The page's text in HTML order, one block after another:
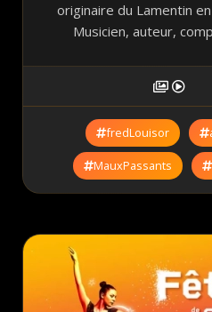
originaire du Lamentin
Musicien, auteur,
fredLouisor
MauxPassants